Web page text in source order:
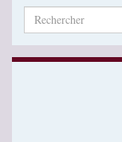
Search for: